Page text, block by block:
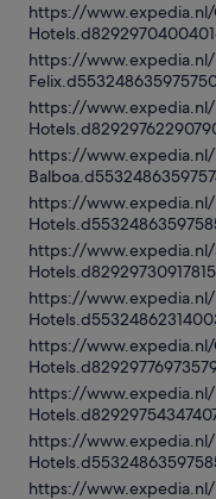
https://www.expedia.nl/
https://
https://www.expedia.nl/
https://
https://
https://
https://www.expedia.nl/
https://www.expedia.nl/
https://
https://www.expedia.nl/
https://www.expedia.nl/